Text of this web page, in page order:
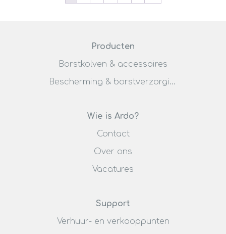
Producten
Borstkolven & accessoires
Bescherming & borstverzorging
Wie is Ardo?
Contact
Over ons
Vacatures
Support
Verhuur- en verkooppunten